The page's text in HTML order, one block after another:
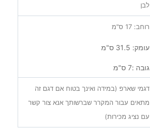
לבן
רוחב: 17 ס"מ
עומק: 31.5 ס"מ
גובה :7 ס"מ
דגמי שארפ (במידה ואינך בטוח אם דגם זה
מתאים עבור המקרר שברשותך אנא צור קשר
עם נציג מכירות)